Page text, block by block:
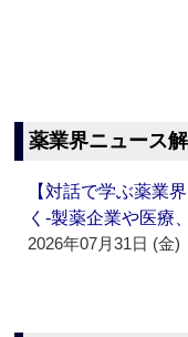
薬業界ニュース
【対話で学ぶ薬業
く‐製薬企業や医
2026年07月31日 (金)